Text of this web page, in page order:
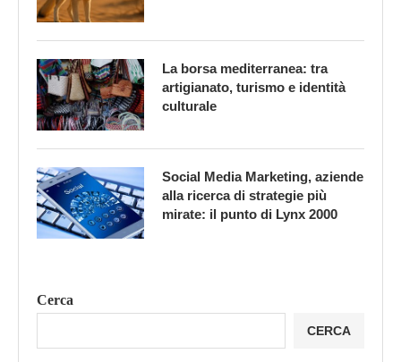
La borsa mediterranea: tra
artigianato, turismo e identità
culturale
Social Media Marketing, aziende
alla ricerca di strategie più
mirate: il punto di Lynx 2000
Cerca
CERCA